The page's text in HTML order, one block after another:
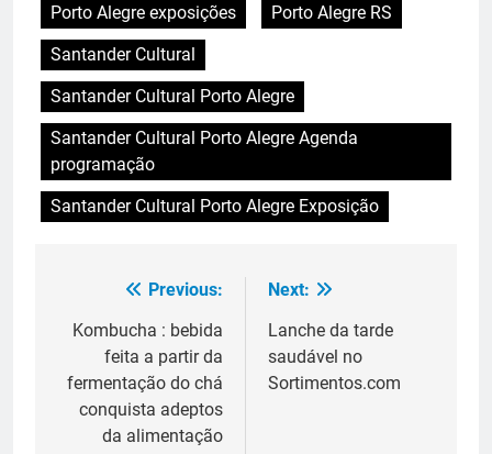
Porto Alegre exposições
Porto Alegre RS
Santander Cultural
Santander Cultural Porto Alegre
Santander Cultural Porto Alegre Agenda
programação
Santander Cultural Porto Alegre Exposição
Navegação
de
Post
Previous:
Kombucha : bebida
feita a partir da
fermentação do chá
conquista adeptos
da alimentação
Next:
Lanche da tarde
saudável no
Sortimentos.com